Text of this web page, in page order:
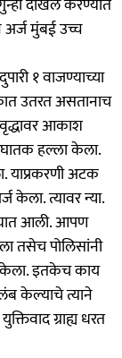
मुंबई उच्च
१ वाजण्याच्या
उतरत असतानाच
आकाश
हल्ला केला.
याप्रकरणी अटक
केला. त्यावर न्या.
आली. आपण
तसेच पोलिसांनी
केला. इतकेच काय
केल्याचे त्याने
ग्राह्य धरत